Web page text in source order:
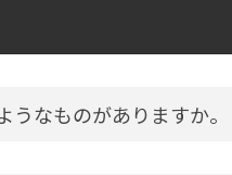
うなものがありますか。